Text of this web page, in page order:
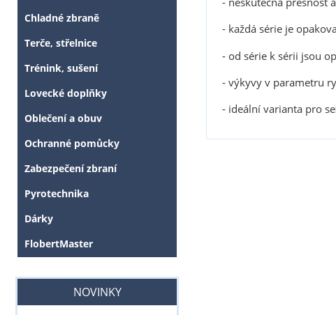
- každá série je
- od série k sérii jsou
- výkyvy v parametru
- ideální varianta pro
Chladné zbraně
Terče, střelnice
Trénink, sušení
Lovecké doplňky
Oblečení a obuv
Ochranné pomůcky
Zabezpečení zbraní
Pyrotechnika
Dárky
FlobertMaster
NOVINKY